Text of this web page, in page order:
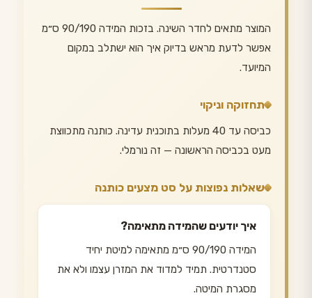
המוצר מתאים לחדר השינה. בזכות המידה 90/190 ס״מ
אפשר לדעת מראש בדיוק איך הוא ישתלב במקום
המיועד.
תחזוקה וניקוי
כביסה עד 40 מעלות בתוכנית עדינה. כותנה מתכווצת
מעט בכביסה הראשונה — זה נורמלי.
שאלות נפוצות על סט מצעים כותנה
איך יודעים שהמידה מתאימה?
המידה 90/190 ס״מ מתאימה למיטת יחיד
סטנדרטית. תמיד למדוד את המזרן עצמו ולא את
מסגרת המיטה.